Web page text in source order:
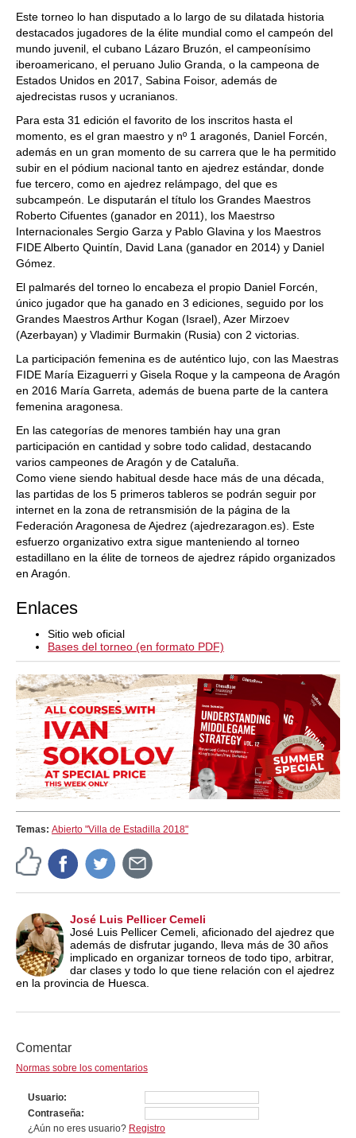
Este torneo lo han disputado a lo largo de su dilatada historia
destacados jugadores de la élite mundial como el campeón del
mundo juvenil, el cubano Lázaro Bruzón, el campeonísimo
iberoamericano, el peruano Julio Granda, o la campeona de
Estados Unidos en 2017, Sabina Foisor, además de
ajedrecistas rusos y ucranianos.
Para esta 31 edición el favorito de los inscritos hasta el
momento, es el gran maestro y nº 1 aragonés, Daniel Forcén,
además en un gran momento de su carrera que le ha permitido
subir en el pódium nacional tanto en ajedrez estándar, donde
fue tercero, como en ajedrez relámpago, del que es
subcampeón. Le disputarán el título los Grandes Maestros
Roberto Cifuentes (ganador en 2011), los Maestrso
Internacionales Sergio Garza y Pablo Glavina y los Maestros
FIDE Alberto Quintín, David Lana (ganador en 2014) y Daniel
Gómez.
El palmarés del torneo lo encabeza el propio Daniel Forcén,
único jugador que ha ganado en 3 ediciones, seguido por los
Grandes Maestros Arthur Kogan (Israel), Azer Mirzoev
(Azerbayan) y Vladimir Burmakin (Rusia) con 2 victorias.
La participación femenina es de auténtico lujo, con las Maestras
FIDE María Eizaguerri y Gisela Roque y la campeona de Aragón
en 2016 María Garreta, además de buena parte de la cantera
femenina aragonesa.
En las categorías de menores también hay una gran
participación en cantidad y sobre todo calidad, destacando
varios campeones de Aragón y de Cataluña.
Como viene siendo habitual desde hace más de una década,
las partidas de los 5 primeros tableros se podrán seguir por
internet en la zona de retransmisión de la página de la
Federación Aragonesa de Ajedrez (ajedrezaragon.es). Este
esfuerzo organizativo extra sigue manteniendo al torneo
estadillano en la élite de torneos de ajedrez rápido organizados
en Aragón.
Enlaces
Sitio web oficial
Bases del torneo (en formato PDF)
Temas: Abierto "Villa de Estadilla 2018"
José Luis Pellicer Cemeli
José Luis Pellicer Cemeli, aficionado del ajedrez que
además de disfrutar jugando, lleva más de 30 años
implicado en organizar torneos de todo tipo, arbitrar,
dar clases y todo lo que tiene relación con el ajedrez
en la provincia de Huesca.
Comentar
Normas sobre los comentarios
Usuario
Contraseña
¿Aún no eres usuario? Registro